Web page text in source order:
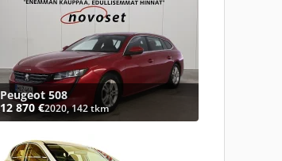
Peugeot 508
12 870 €2020, 142 tkm